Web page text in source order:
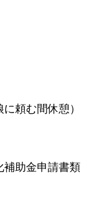
頼む間休憩）
助金申請書類